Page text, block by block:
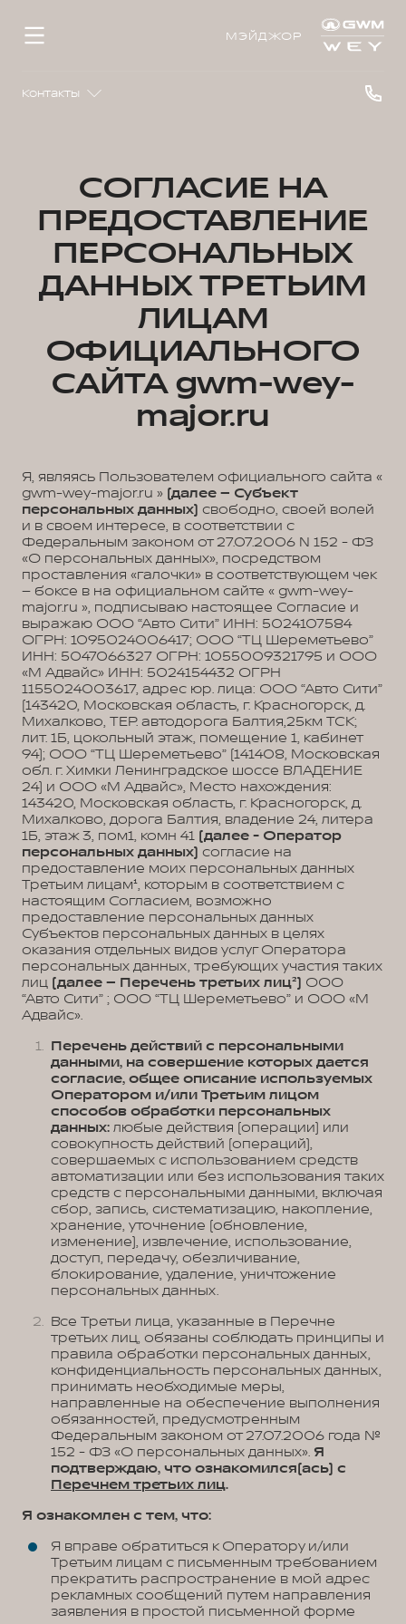
МЭЙДЖОР
Контакты
СОГЛАСИЕ НА
ПРЕДОСТАВЛЕНИЕ
ПЕРСОНАЛЬНЫХ
ДАННЫХ ТРЕТЬИМ
ЛИЦАМ
ОФИЦИАЛЬНОГО
САЙТА gwm-wey-
major.ru
Я, являясь Пользователем официального сайта «
gwm-wey-major.ru » (далее – Субъект
персональных данных) свободно, своей волей
и в своем интересе, в соответствии с
Федеральным законом от 27.07.2006 N 152 - ФЗ
«О персональных данных», посредством
проставления «галочки» в соответствующем чек
– боксе в на официальном сайте « gwm-wey-
major.ru », подписываю настоящее Согласие и
выражаю ООО “Авто Сити” ИНН: 5024107584
ОГРН: 1095024006417; ООО “ТЦ Шереметьево”
ИНН: 5047066327 ОГРН: 1055009321795 и ООО
«М Адвайс» ИНН: 5024154432 ОГРН
1155024003617, адрес юр. лица: ООО “Авто Сити”
(143420, Московская область, г. Красногорск, д.
Михалково, ТЕР. автодорога Балтия,25км ТСК;
лит. 1Б, цокольный этаж, помещение 1, кабинет
94); ООО “ТЦ Шереметьево” (141408, Московская
обл. г. Химки Ленинградское шоссе ВЛАДЕНИЕ
24) и ООО «М Адвайс», Место нахождения:
143420, Московская область, г. Красногорск, д.
Михалково, дорога Балтия, владение 24, литера
1Б, этаж 3, пом1, комн 41 (далее - Оператор
персональных данных) согласие на
предоставление моих персональных данных
Третьим лицам¹, которым в соответствием с
настоящим Согласием, возможно
предоставление персональных данных
Субъектов персональных данных в целях
оказания отдельных видов услуг Оператора
персональных данных, требующих участия таких
лиц (далее – Перечень третьих лиц²) ООО
“Авто Сити” ; ООО “ТЦ Шереметьево” и ООО «М
Адвайс».
Перечень действий с персональными
данными, на совершение которых дается
согласие, общее описание используемых
Оператором и/или Третьим лицом
способов обработки персональных
данных: любые действия (операции) или
совокупность действий (операций),
совершаемых с использованием средств
автоматизации или без использования таких
средств с персональными данными, включая
сбор, запись, систематизацию, накопление,
хранение, уточнение (обновление,
изменение), извлечение, использование,
доступ, передачу, обезличивание,
блокирование, удаление, уничтожение
персональных данных.
Все Третьи лица, указанные в Перечне
третьих лиц, обязаны соблюдать принципы и
правила обработки персональных данных,
конфиденциальность персональных данных,
принимать необходимые меры,
направленные на обеспечение выполнения
обязанностей, предусмотренным
Федеральным законом от 27.07.2006 года №
152 - ФЗ «О персональных данных». Я
подтверждаю, что ознакомился(ась) с
Перечнем третьих лиц.
Я ознакомлен с тем, что:
Я вправе обратиться к Оператору и/или
Третьим лицам с письменным требованием
прекратить распространение в мой адрес
рекламных сообщений путем направления
заявления в простой письменной форме